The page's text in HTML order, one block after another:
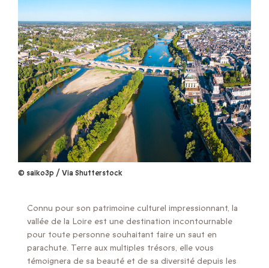
© saiko3p / Via Shutterstock
Connu pour son patrimoine culturel impressionnant, la
vallée de la Loire est une destination incontournable
pour toute personne souhaitant faire un saut en
parachute. Terre aux multiples trésors, elle vous
témoignera de sa beauté et de sa diversité depuis les